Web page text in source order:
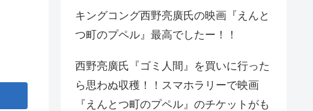
キングコング西野亮廣氏の映画『えんと
つ町のプペル』最高でしたー！！
西野亮廣氏『ゴミ人間』を買いに行った
ら思わぬ収穫！！スマホラリーで映画
『えんとつ町のプペル』のチケットがも